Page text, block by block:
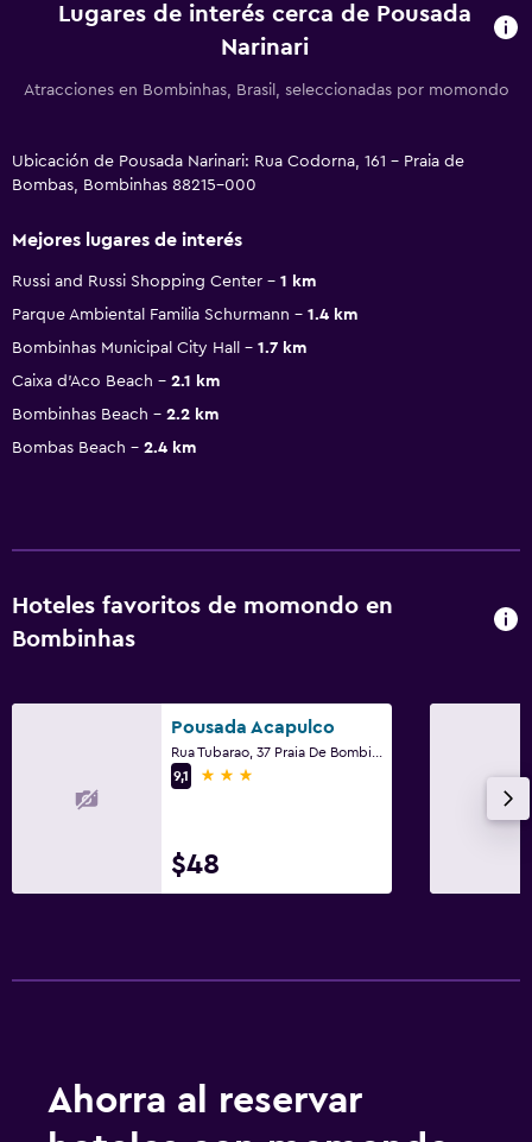
Lugares de interés cerca de Pousada
Narinari
Atracciones en Bombinhas, Brasil, seleccionadas por momondo
Ubicación de Pousada Narinari: Rua Codorna, 161 - Praia de
Bombas, Bombinhas 88215-000
Mejores lugares de interés
Russi and Russi Shopping Center
1 km
Parque Ambiental Familia Schurmann
1.4 km
Bombinhas Municipal City Hall
1.7 km
Caixa d’Aco Beach
2.1 km
Bombinhas Beach
2.2 km
Bombas Beach
2.4 km
Hoteles favoritos de momondo en
Bombinhas
Pousada Acapulco
9,1
3 estrellas
$48
Ahorra al reservar